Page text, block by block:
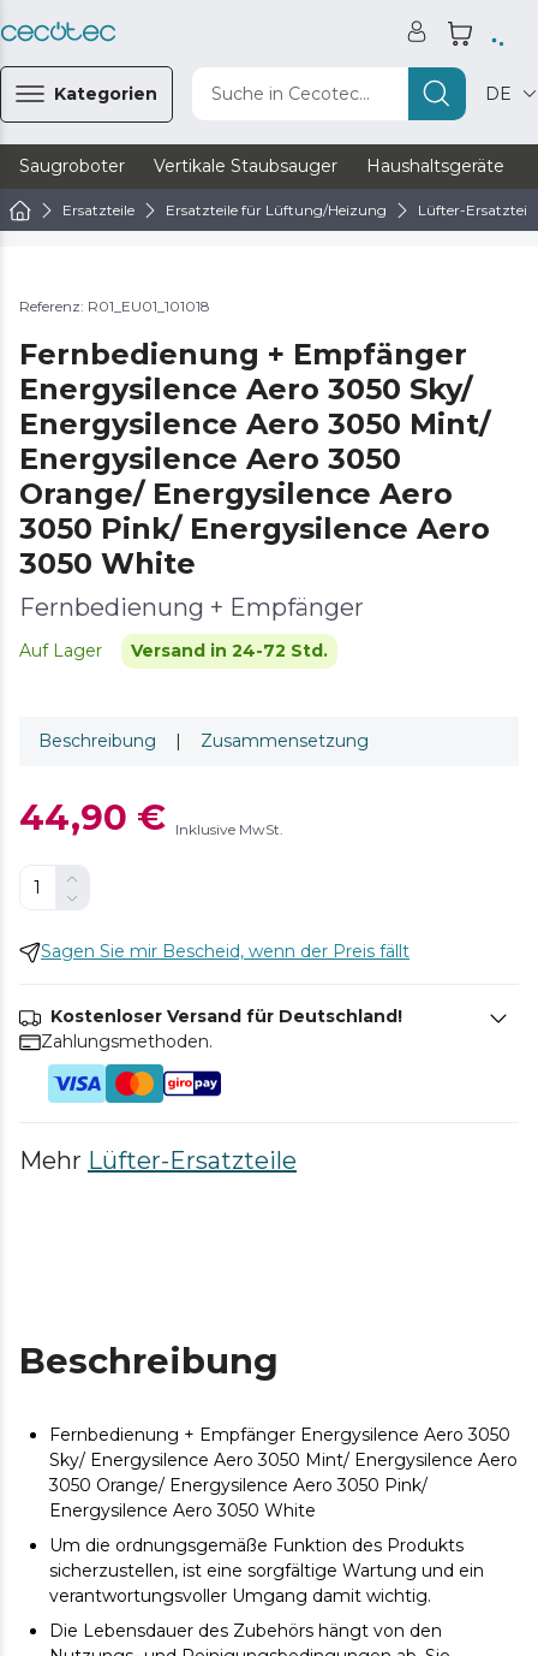
Kategorien Suche in Cecotec... DE
Saugroboter Vertikale Staubsauger Haushaltsgeräte
Ersatzteile Ersatzteile für Lüftung/Heizung Lüfter-Ersatzteile
Referenz: R01_EU01_101018
Fernbedienung + Empfänger
Energysilence Aero 3050 Sky/
Energysilence Aero 3050 Mint/
Energysilence Aero 3050
Orange/ Energysilence Aero
3050 Pink/ Energysilence Aero
3050 White
Fernbedienung + Empfänger
Auf Lager Versand in 24-72 Std.
Beschreibung | Zusammensetzung
44,90 € Inklusive MwSt.
Sagen Sie mir Bescheid, wenn der Preis fällt
Kostenloser Versand für Deutschland!
Zahlungsmethoden.
Mehr Lüfter-Ersatzteile
Beschreibung
Fernbedienung + Empfänger Energysilence Aero 3050
Sky/ Energysilence Aero 3050 Mint/ Energysilence Aero
3050 Orange/ Energysilence Aero 3050 Pink/
Energysilence Aero 3050 White
Um die ordnungsgemäße Funktion des Produkts
sicherzustellen, ist eine sorgfältige Wartung und ein
verantwortungsvoller Umgang damit wichtig.
Die Lebensdauer des Zubehörs hängt von den